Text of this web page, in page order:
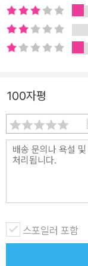
당’들은 어디서 누
야 할 곳에 ‘사이비
다. 여당인 더불어민
는 트라우마 때문
진다고 믿는 위기
위해 ‘나중에’와 ‘
있다고 지적한다.
부터 “성인지 학습
은가”라고 반문한다. 2장 <정치와 선거는 같은 말이 아니다
비판에 초점을 맞춘
아가야 할 방향을
로 세계 1위의 여성
100자평
스포일러 포함